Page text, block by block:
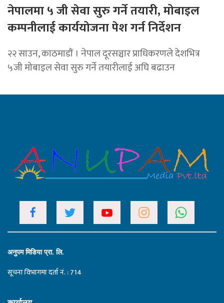
नेपालमा ५ जी सेवा सुरु गर्ने तयारी, मोबाइल
कम्पनीलाई कार्ययोजना पेश गर्न निर्देशन
२२ साउन, काठमाडाैं । नेपाल दूरसञ्चार प्राधिकरणले देशभित्र
५जी मोबाइल सेवा सुरु गर्ने तयारीलाई अघि बढाउन
अनुपम मिडिया प्रा. लि.
सूचना विभागमा दर्ता नं. : 714